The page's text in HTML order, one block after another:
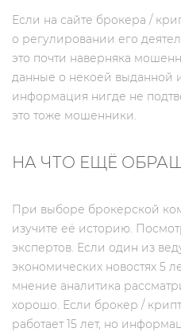
Если на сайте брокера /
о регулировании его
это почти наверняка
данные о некоей выданной
информация нигде не
это тоже мошенники.
НА ЧТО ЕЩЁ
При выборе брокерской
изучите её историю.
экспертов. Если один из
экономических новостях 5
мнение аналитика
хорошо. Если брокер /
работает 15 лет, но